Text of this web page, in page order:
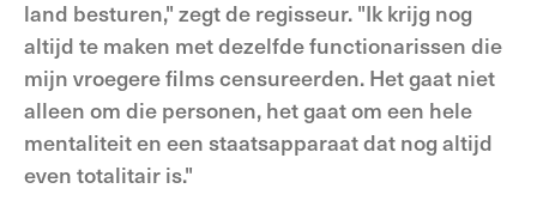
land besturen," zegt de regisseur. "Ik krijg nog
altijd te maken met dezelfde functionarissen die
mijn vroegere films censureerden. Het gaat niet
alleen om die personen, het gaat om een hele
mentaliteit en een staatsapparaat dat nog altijd
even totalitair is."